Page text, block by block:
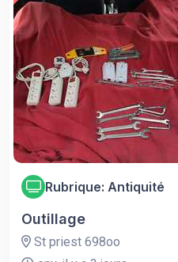
Rubrique: Antiquité
Outillage
St priest 698oo